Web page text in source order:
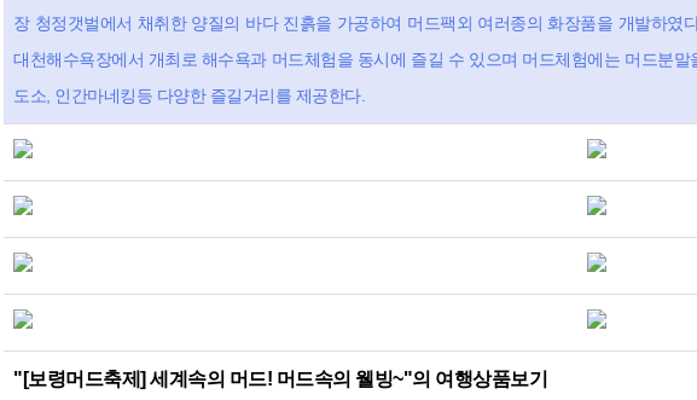
장 청정갯벌에서 채취한 양질의 바다 진흙을 가공하여 머드팩외 여러종의 화장품을 개발하
대천해수욕장에서 개최로 해수욕과 머드체험을 동시에 즐길 수 있으며 머드체험에는 머드분
도소, 인간마네킹등 다양한 즐길거리를 제공한다.
"[보령머드축제] 세계속의 머드! 머드속의 웰빙~"의 여행상품보기